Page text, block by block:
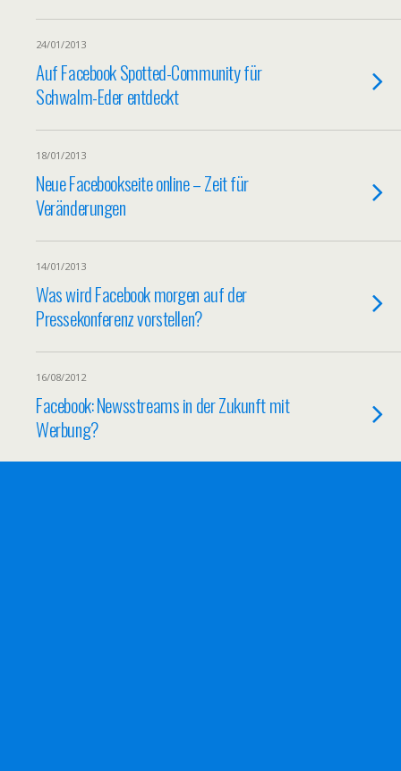
24/01/2013
Auf Facebook Spotted-Community für
Schwalm-Eder entdeckt
18/01/2013
Neue Facebookseite online – Zeit für
Veränderungen
14/01/2013
Was wird Facebook morgen auf der
Pressekonferenz vorstellen?
16/08/2012
Facebook: Newsstreams in der Zukunft mit
Werbung?